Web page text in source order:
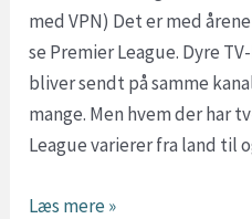
65kr/md.)
med VPN) Det er med
se Premier League. Dyre
bliver sendt på samme
mange. Men hvem der har
League varierer fra land til
Hvor
Læs mere »